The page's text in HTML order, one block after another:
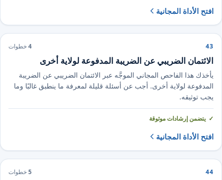
افتح الأداة المجانية
43
4خطوات
الائتمان الضريبي عن الضريبة المدفوعة لولاية أخرى
يأخذك هذا الفاحص المجاني الموجَّه عبر الائتمان الضريبي عن الضريبة
المدفوعة لولاية أخرى. أجب عن أسئلة قليلة لمعرفة ما ينطبق غالبًا وما
يجب توثيقه.
يتضمن إرشادات موثوقة
افتح الأداة المجانية
44
5خطوات